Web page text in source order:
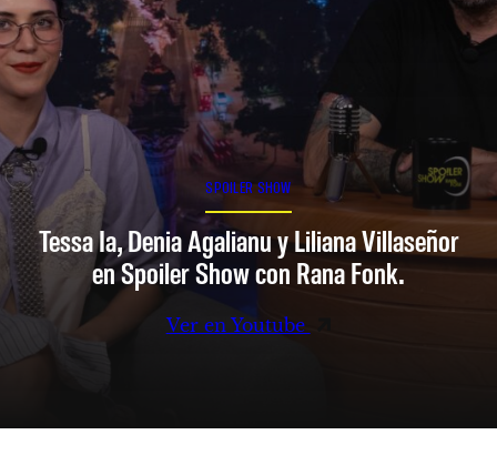
SPOILER SHOW
Tessa Ia, Denia Agalianu y Liliana Villaseñor
en Spoiler Show con Rana Fonk.
Ver en Youtube